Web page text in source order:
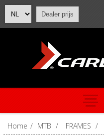
Dealer prijs
Home / MTB / FRAMES /